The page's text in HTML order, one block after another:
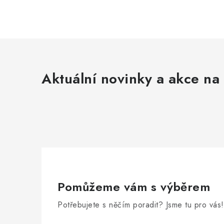
Aktuální novinky a akce na
Pomůžeme vám s výběrem
Potřebujete s něčím poradit? Jsme tu pro vás!